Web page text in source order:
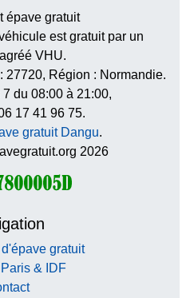
épave gratuit
est gratuit par un
VHU.
27720, Région : Normandie.
7 du 08:00 à 21:00,
17 41 96 75.
gratuit Dangu.
2026
gratuit
& IDF